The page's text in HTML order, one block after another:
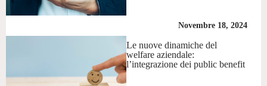
Novembre 18, 2024
Le nuove dinamiche del
welfare aziendale:
l’integrazione dei public benefit